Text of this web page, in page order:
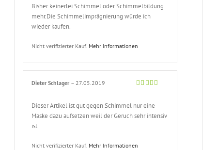
Bisher keinerlei Schimmel oder Schimmelbildung
mehr.Die Schimmelimprägnierung würde ich
wieder kaufen.
Nicht verifizierter Kauf. Mehr Informationen
Dieter Schlager – 27.05.2019
Dieser Artikel ist gut gegen Schimmel nur eine
Maske dazu aufsetzen weil der Geruch sehr intensiv
ist
Nicht verifizierter Kauf. Mehr Informationen